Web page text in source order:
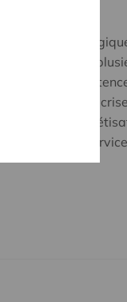
dernier par
aux
avocats,...). La
à la
de